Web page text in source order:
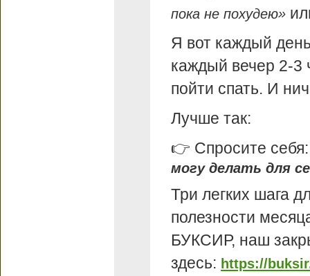
пока не похудею»
Я вот каждый
каждый вечер 2-3
пойти спать. И
Лучше так:
👉 Спросите
могу делать для
Три легких шага
полезности
БУКСИР, наш
здесь: https://